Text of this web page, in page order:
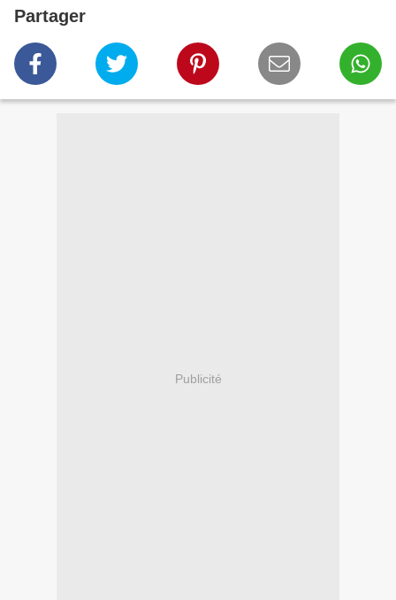
Partager
Publicité